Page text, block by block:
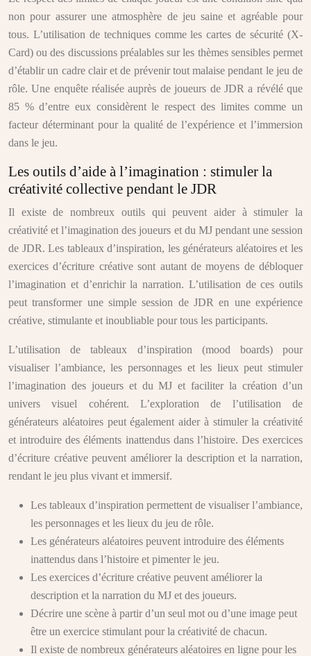
non pour assurer une atmosphère de jeu saine et agréable pour
tous. L’utilisation de techniques comme les cartes de sécurité (X-
Card) ou des discussions préalables sur les thèmes sensibles permet
d’établir un cadre clair et de prévenir tout malaise pendant le jeu de
rôle. Une enquête réalisée auprès de joueurs de JDR a révélé que
85 % d’entre eux considèrent le respect des limites comme un
facteur déterminant pour la qualité de l’expérience et l’immersion
dans le jeu.
Les outils d’aide à l’imagination : stimuler la
créativité collective pendant le JDR
Il existe de nombreux outils qui peuvent aider à stimuler la
créativité et l’imagination des joueurs et du MJ pendant une session
de JDR. Les tableaux d’inspiration, les générateurs aléatoires et les
exercices d’écriture créative sont autant de moyens de débloquer
l’imagination et d’enrichir la narration. L’utilisation de ces outils
peut transformer une simple session de JDR en une expérience
créative, stimulante et inoubliable pour tous les participants.
L’utilisation de tableaux d’inspiration (mood boards) pour
visualiser l’ambiance, les personnages et les lieux peut stimuler
l’imagination des joueurs et du MJ et faciliter la création d’un
univers visuel cohérent. L’exploration de l’utilisation de
générateurs aléatoires peut également aider à stimuler la créativité
et introduire des éléments inattendus dans l’histoire. Des exercices
d’écriture créative peuvent améliorer la description et la narration,
rendant le jeu plus vivant et immersif.
Les tableaux d’inspiration permettent de visualiser l’ambiance,
les personnages et les lieux du jeu de rôle.
Les générateurs aléatoires peuvent introduire des éléments
inattendus dans l’histoire et pimenter le jeu.
Les exercices d’écriture créative peuvent améliorer la
description et la narration du MJ et des joueurs.
Décrire une scène à partir d’un seul mot ou d’une image peut
être un exercice stimulant pour la créativité de chacun.
Il existe de nombreux générateurs aléatoires en ligne pour les